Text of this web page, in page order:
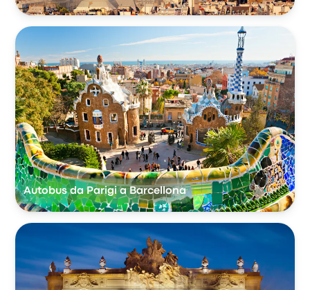
Autobus da Parigi a Barcellona